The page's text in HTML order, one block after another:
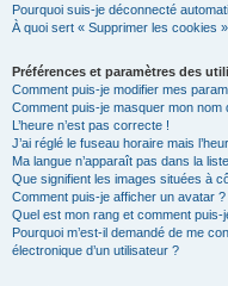
Pourquoi suis-je déconnecté
À quoi sert « Supprimer les cookies
Préférences et paramètres des
Comment puis-je modifier mes
Comment puis-je masquer mon nom
L’heure n’est pas correcte !
J’ai réglé le fuseau horaire mais
Ma langue n’apparaît pas dans la
Que signifient les images situées à
Comment puis-je afficher un avatar ?
Quel est mon rang et comment puis-
Pourquoi m’est-il demandé de me
électronique d’un utilisateur ?